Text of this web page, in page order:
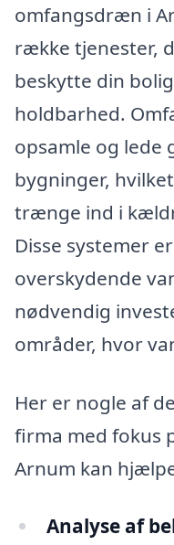
omfangsdræn i
række tjenester,
beskytte din
holdbarhed.
opsamle og
bygninger,
trænge ind i
Disse systemer
overskydende
nødvendig
områder, hvor
Her er nogle af
firma med fokus
Arnum kan
Analyse af